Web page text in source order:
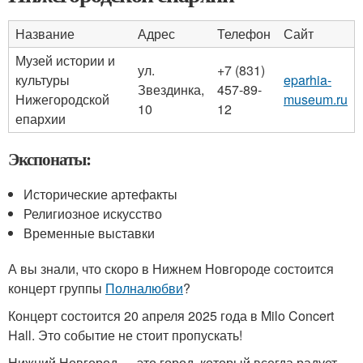
Название Адрес Телефон
Сайт
Музей истории и
культуры
Нижегородской
епархии
ул.
Звездинка,
10
+7 (831)
457-89-
12
eparhia-
museum.ru
Экспонаты:
Исторические артефакты
Религиозное искусство
Временные выставки
А вы знали, что скоро в Нижнем Новгороде состоится
концерт группы Полналюбви?
Концерт состоится 20 апреля 2025 года в Milo Concert
Hall. Это событие не стоит пропускать!